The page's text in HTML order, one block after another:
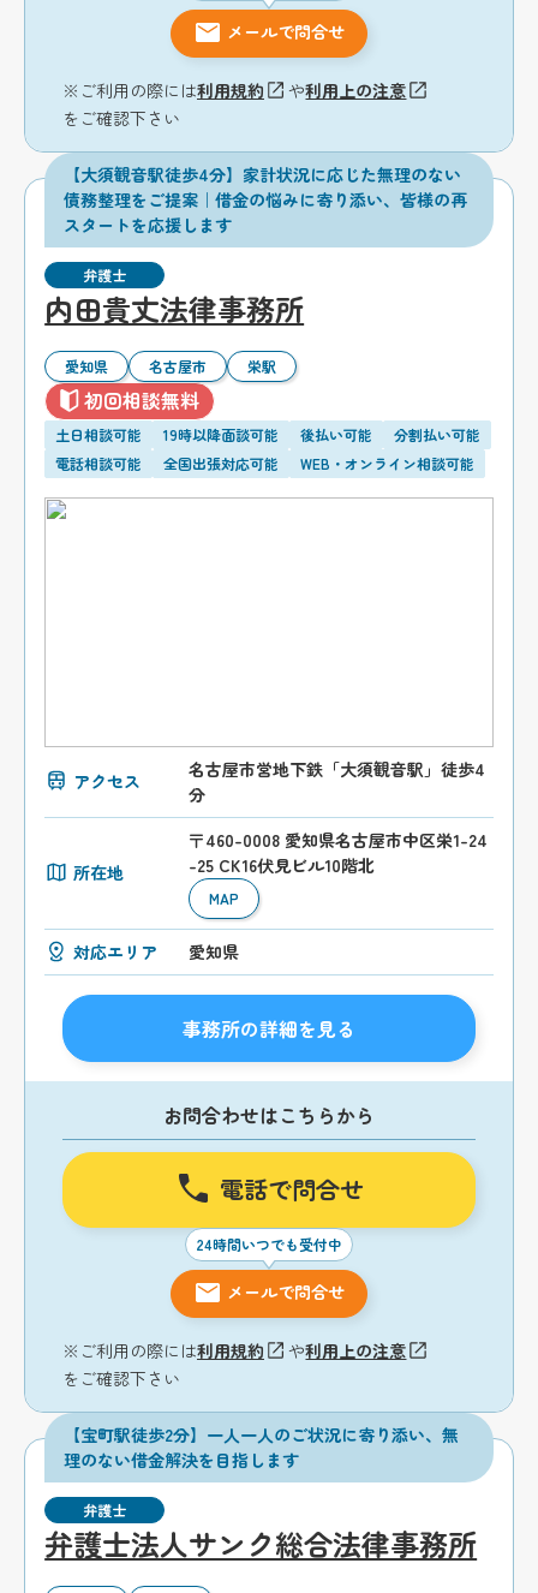
メールで問合せ
※ご利用の際には利用規約 や利用上の注意
をご確認下さい
【大須観音駅徒歩4分】家計状況に応じた無理のない
債務整理をご提案｜借金の悩みに寄り添い、皆様の再
スタートを応援します
弁護士
内田貴丈法律事務所
愛知県 名古屋市 栄駅
初回相談無料
土日相談可能 19時以降面談可能 後払い可能
分割払い可能
電話相談可能
全国出張対応可能 WEB・オンライン相談可能
アクセス
名古屋市営地下鉄「大須観音駅」徒歩4
分
所在地
〒460-0008 愛知県名古屋市中区栄1-24
-25 CK16伏見ビル10階北
MAP
対応エリア 愛知県
事務所の詳細を見る
お問合わせはこちらから
電話で問合せ
24時間いつでも受付中
メールで問合せ
※ご利用の際には利用規約 や利用上の注意
をご確認下さい
【宝町駅徒歩2分】一人一人のご状況に寄り添い、無
理のない借金解決を目指します
弁護士
弁護士法人サンク総合法律事務所